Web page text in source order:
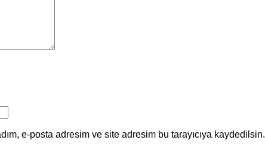
e-posta adresim ve site adresim bu tarayıcıya kaydedilsin.